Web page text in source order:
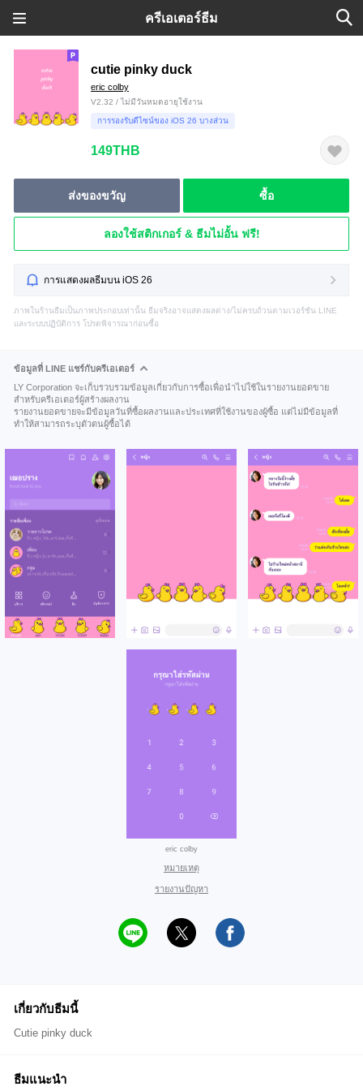
ครีเอเตอร์ธีม
cutie pinky duck
eric colby
V2.32 / ไม่มีวันหมดอายุใช้งาน
การรองรับดีไซน์ของ iOS 26 บางส่วน
149THB
ส่งของขวัญ ซื้อ
ลองใช้สติกเกอร์ & ธีมไม่อั้น ฟรี!
การแสดงผลธีมบน iOS 26
ภาพในร้านธีมเป็นภาพประกอบเท่านั้น ธีมจริงอาจแสดงผลต่าง/ไม่ครบถ้วนตามเวอร์ชัน LINE
และระบบปฏิบัติการ โปรดพิจารณาก่อนซื้อ
ข้อมูลที่ LINE แชร์กับครีเอเตอร์
LY Corporation จะเก็บรวบรวมข้อมูลเกี่ยวกับการซื้อเพื่อนำไปใช้ในรายงานยอดขาย
สำหรับครีเอเตอร์ผู้สร้างผลงาน
รายงานยอดขายจะมีข้อมูลวันที่ซื้อผลงานและประเทศที่ใช้งานของผู้ซื้อ แต่ไม่มีข้อมูลที่
ทำให้สามารถระบุตัวตนผู้ซื้อได้
eric colby
หมายเหตุ
รายงานปัญหา
เกี่ยวกับธีมนี้
Cutie pinky duck
ธีมแนะนำ